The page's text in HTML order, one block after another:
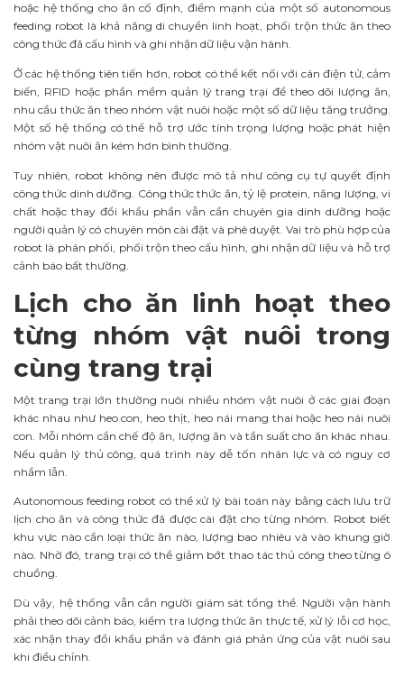
hoặc hệ thống cho ăn cố định, điểm mạnh của một số autonomous
feeding robot là khả năng di chuyển linh hoạt, phối trộn thức ăn theo
công thức đã cấu hình và ghi nhận dữ liệu vận hành.
Ở các hệ thống tiên tiến hơn, robot có thể kết nối với cân điện tử, cảm
biến, RFID hoặc phần mềm quản lý trang trại để theo dõi lượng ăn,
nhu cầu thức ăn theo nhóm vật nuôi hoặc một số dữ liệu tăng trưởng.
Một số hệ thống có thể hỗ trợ ước tính trọng lượng hoặc phát hiện
nhóm vật nuôi ăn kém hơn bình thường.
Tuy nhiên, robot không nên được mô tả như công cụ tự quyết định
công thức dinh dưỡng. Công thức thức ăn, tỷ lệ protein, năng lượng, vi
chất hoặc thay đổi khẩu phần vẫn cần chuyên gia dinh dưỡng hoặc
người quản lý có chuyên môn cài đặt và phê duyệt. Vai trò phù hợp của
robot là phân phối, phối trộn theo cấu hình, ghi nhận dữ liệu và hỗ trợ
cảnh báo bất thường.
Lịch cho ăn linh hoạt theo
từng nhóm vật nuôi trong
cùng trang trại
Một trang trại lớn thường nuôi nhiều nhóm vật nuôi ở các giai đoạn
khác nhau như heo con, heo thịt, heo nái mang thai hoặc heo nái nuôi
con. Mỗi nhóm cần chế độ ăn, lượng ăn và tần suất cho ăn khác nhau.
Nếu quản lý thủ công, quá trình này dễ tốn nhân lực và có nguy cơ
nhầm lẫn.
Autonomous feeding robot có thể xử lý bài toán này bằng cách lưu trữ
lịch cho ăn và công thức đã được cài đặt cho từng nhóm. Robot biết
khu vực nào cần loại thức ăn nào, lượng bao nhiêu và vào khung giờ
nào. Nhờ đó, trang trại có thể giảm bớt thao tác thủ công theo từng ô
chuồng.
Dù vậy, hệ thống vẫn cần người giám sát tổng thể. Người vận hành
phải theo dõi cảnh báo, kiểm tra lượng thức ăn thực tế, xử lý lỗi cơ học,
xác nhận thay đổi khẩu phần và đánh giá phản ứng của vật nuôi sau
khi điều chỉnh.